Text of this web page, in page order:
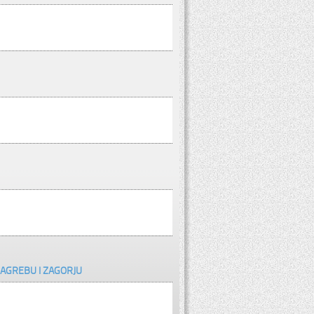
I ZAGORJU